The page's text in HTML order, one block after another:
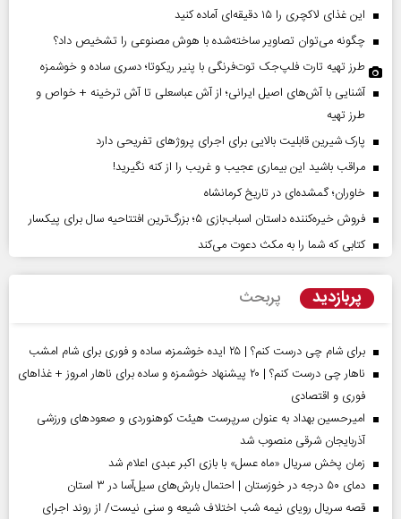
این غذای لاکچری را ۱۵ دقیقه‌ای آماده کنید
چگونه می‌توان تصاویر ساخته‌شده با هوش مصنوعی را تشخیص داد؟
طرز تهیه تارت فلپ‌جک توت‌فرنگی با پنیر ریکوتا؛ دسری ساده و خوشمزه
آشنایی با آش‌های اصیل ایرانی؛ از آش عباسعلی تا آش ترخینه + خواص و
طرز تهیه
پارک شیرین قابلیت‌ بالایی برای اجرای پروژهای تفریحی دارد
مراقب باشید این بیماری عجیب و غریب را از کنه نگیرید!
خاوران؛ گمشده‌ای در تاریخ کرمانشاه
فروش خیره‌کننده داستان اسباب‌بازی ۵؛ بزرگ‌ترین افتتاحیه سال برای پیکسار
کتابی که شما را به مکث دعوت می‌کند
پربازدید پربحث
برای شام چی درست کنم؟ | ۲۵ ایده خوشمزه، ساده و فوری برای شام امشب
ناهار چی درست کنم؟ | ۲۰ پیشنهاد خوشمزه و ساده برای ناهار امروز + غذاهای
فوری و اقتصادی
امیرحسین بهداد به عنوان سرپرست هیئت کوهنوردی و صعودهای ورزشی
آذربایجان شرقی منصوب شد
زمان پخش سریال «ماه عسل» با بازی اکبر عبدی اعلام شد
دمای ۵۰ درجه در خوزستان | احتمال بارش‌های سیل‌آسا در ۳ استان
قصه سریال رویای نیمه شب اختلاف شیعه و سنی نیست/ از روند اجرای